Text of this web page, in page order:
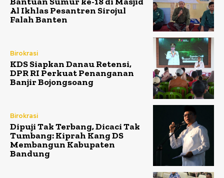
Al Ikhlas Pesantren Sirojul
Falah Banten
Birokrasi
KDS Siapkan Danau Retensi,
DPR RI Perkuat Penanganan
Banjir Bojongsoang
Birokrasi
Dipuji Tak Terbang, Dicaci Tak
Tumbang: Kiprah Kang DS
Membangun Kabupaten
Bandung